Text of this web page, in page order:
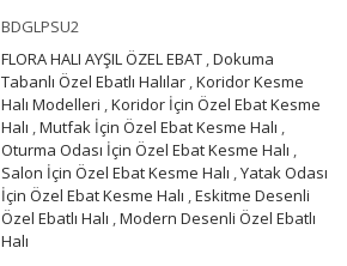
BDGLPSU2
FLORA HALI AYŞIL ÖZEL EBAT ,Dokuma
Tabanlı Özel Ebatlı Halılar ,Koridor Kesme
Halı Modelleri ,Koridor İçin Özel Ebat Kesme
Halı ,Mutfak İçin Özel Ebat Kesme Halı ,
Oturma Odası İçin Özel Ebat Kesme Halı ,
Salon İçin Özel Ebat Kesme Halı ,Yatak Odası
İçin Özel Ebat Kesme Halı ,Eskitme Desenli
Özel Ebatlı Halı ,Modern Desenli Özel Ebatlı
Halı